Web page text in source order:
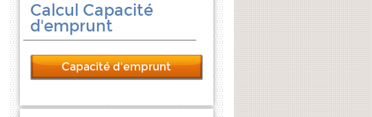
Calcul Capacité
d'emprunt
Capacité d'emprunt